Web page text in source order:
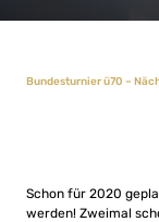
Bundesturnier ü70 –
Schon für 2020
werden! Zweimal